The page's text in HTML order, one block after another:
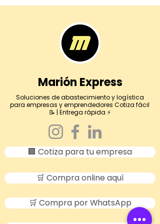
Marión Express
Soluciones de abastecimiento y logística
para empresas y emprendedores Cotiza fácil
📝 | Entrega rápida ⚡
🏢 Cotiza para tu empresa
🛒 Compra online aquí
🛒 Compra por WhatsApp